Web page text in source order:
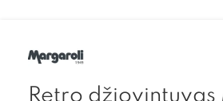
Retro